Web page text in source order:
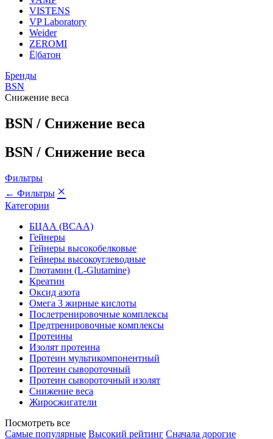
VISTENS
VP Laboratory
Weider
ZEROMI
Ё|батон
Бренды
BSN
Снижение веса
BSN / Снижение веса
BSN / Снижение веса
Фильтры
← Фильтры ×
Категории
БЦАА (BCAA)
Гейнеры
Гейнеры высокобелковые
Гейнеры высокоуглеводные
Глютамин (L-Glutamine)
Креатин
Оксид азота
Омега 3 жирные кислоты
Послетренировочные комплексы
Предтренировочные комплексы
Протеины
Изолят протеина
Протеин мультикомпонентный
Протеин сывороточный
Протеин сывороточный изолят
Снижение веса
Жиросжигатели
Посмотреть все
Самые популярные Высокий рейтинг Сначала дорогие